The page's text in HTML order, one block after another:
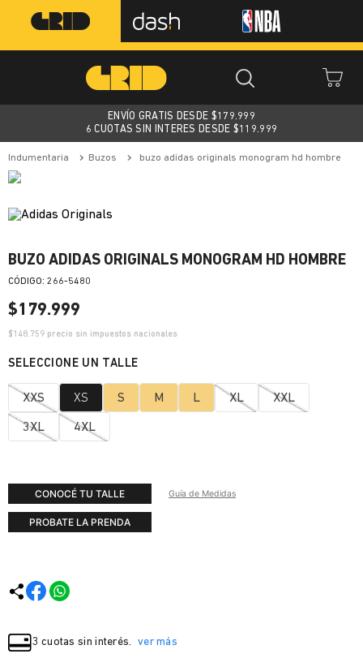
ENVÍO GRATIS DESDE $179.999
6 CUOTAS SIN INTERES DESDE $119.999
indumentaria buzos buzo adidas originals monogram hd hombre
BUZO ADIDAS ORIGINALS MONOGRAM HD HOMBRE
: 266-5480
$179.999
$148.759 precio sin impuestos nacionales
XXS XS S M L XL XXL
3XL 4XL
CONOCÉ TU TALLE Guía de Medidas
PROBATE LA PRENDA
3 cuotas sin interés. ver más